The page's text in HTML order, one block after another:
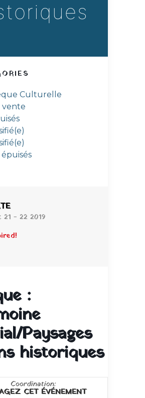
Culturelle
vente
21 - 22 2019
:
Paysages
historiques
Coordination:
CET ÉVÉNEMENT